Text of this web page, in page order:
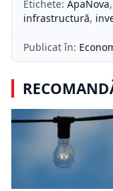
Etichete: ApaNova,
infrastructură,
Publicat în: